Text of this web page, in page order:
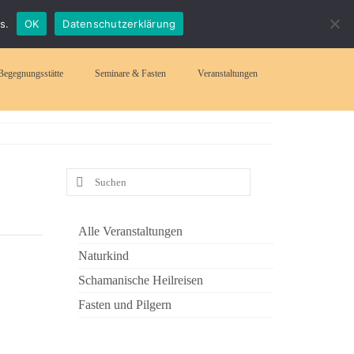
Suchen
nach:
Seminare & Fasten Veranstaltungen
Suchen
Alle Veranstaltungen
Naturkind
Schamanische Heilreisen
Fasten und Pilgern
OK Datenschutzerklärung